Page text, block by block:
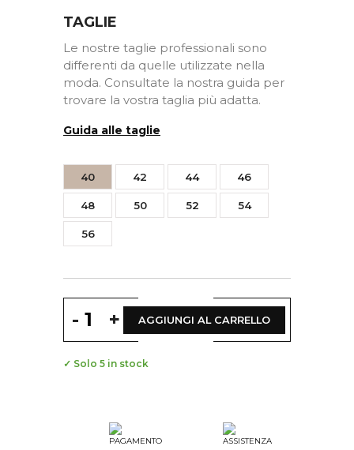
TAGLIE
Le nostre taglie professionali sono
differenti da quelle utilizzate nella
moda. Consultate la nostra guida per
trovare la vostra taglia più adatta.
Guida alle taglie
40 42 44 46
48 50 52 54
56
- + AGGIUNGI AL CARRELLO
✓ Solo 5 in stock